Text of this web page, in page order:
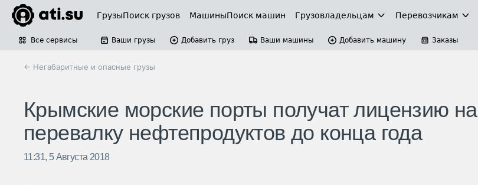
ГрузыПоиск грузов МашиныПоиск машин Грузовладельцам Перевозчикам
Все сервисы Ваши грузы Добавить груз Ваши машины Добавить машину Заказы
← Негабаритные и опасные грузы
Крымские морские порты получат лицензию на
перевалку нефтепродуктов до конца года
11:31, 5 Августа 2018